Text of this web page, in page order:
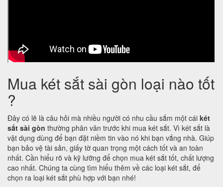
Mua két sắt sài gòn loại nào tốt
?
Đây có lẽ là câu hỏi mà nhiều người có nhu cầu sắm một cái két
sắt sài gòn thường phân vân trước khi mua két sắt. Vì két sắt là
vật dụng dùng để bạn đặt niềm tin vào nó khi bạn vắng nhà. Giúp
bạn bảo vệ tài sản, giấy tờ quan trọng một cách tốt và an toàn
nhất. Cần hiểu rõ và kỹ lưỡng để chọn mua két sắt tốt, chất lượng
cao nhất. Chúng ta cùng tìm hiểu thêm về các loại két sắt, để
chọn ra loại két sắt phù hợp với bạn nhé!